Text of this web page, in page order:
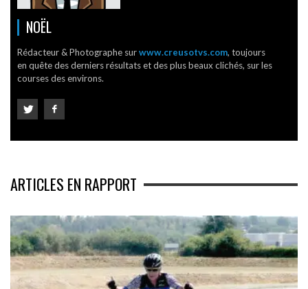
NOËL
Rédacteur & Photographe surwww.creusotvs.com, toujours
en quête des derniers résultats et des plus beaux clichés, sur les
courses des environs.
ARTICLES EN RAPPORT